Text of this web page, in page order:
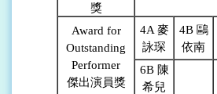
獎
Award for
Outstanding
Performer
傑出演員獎
4A 麥
詠琛
4B 鷗
依南
6B 陳
希兒